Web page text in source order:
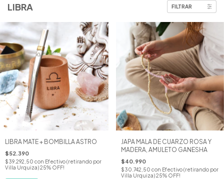
LIBRA FILTRAR
LIBRA MATE + BOMBILLA ASTRO
$52.390
$39.292,50 con Efectivo (retirando por
Villa Urquiza) 25% OFF!
JAPA MALA DE CUARZO ROSA Y
MADERA, AMULETO GANESHA
$40.990
$30.742,50 con Efectivo (retirando por
Villa Urquiza) 25% OFF!